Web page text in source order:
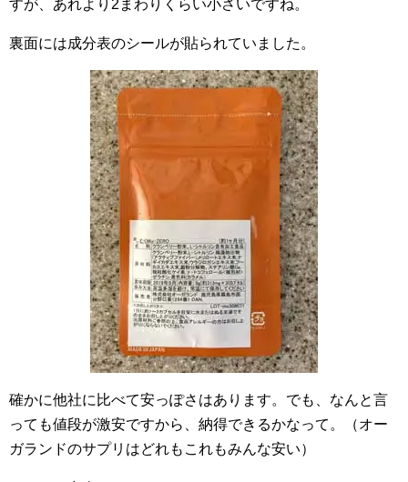
すが、あれより2まわりくらい小さいですね。
裏面には成分表のシールが貼られていました。
確かに他社に比べて安っぽさはあります。でも、なんと言
っても値段が激安ですから、納得できるかなって。（オー
ガランドのサプリはどれもこれもみんな安い）